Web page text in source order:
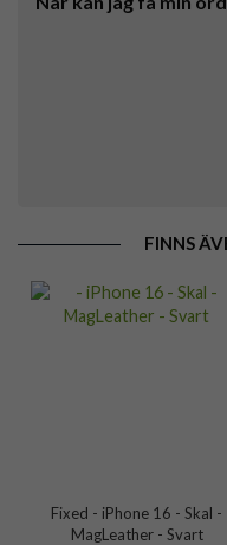
FINNS
Fixed - iPhone 16 - Skal -
MagLeather - Svart